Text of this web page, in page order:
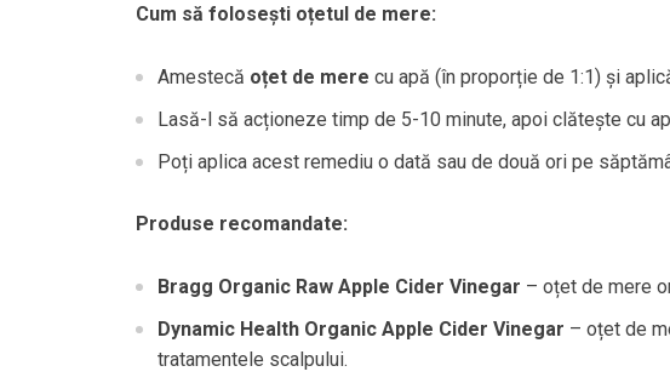
Cum să folosești oțetul de mere:
Amestecă oțet de mere cu apă (în proporție de 1:1) și
Lasă-l să acționeze timp de 5-10 minute, apoi clătește cu
Poți aplica acest remediu o dată sau de două ori pe
Produse recomandate:
Bragg Organic Raw Apple Cider Vinegar – oțet de mere
Dynamic Health Organic Apple Cider Vinegar – oțet de
tratamentele scalpului.